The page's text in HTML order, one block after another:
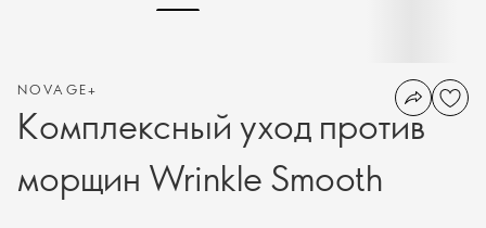
NOVAGE+
Комплексный уход против
морщин Wrinkle Smooth